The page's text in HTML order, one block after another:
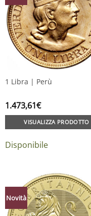
1 Libra | Perù
1.473,61€
VISUALIZZA PRODOTTO
Disponibile
Novità